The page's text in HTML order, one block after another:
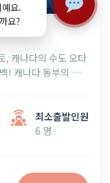
, 캐나다의 수도 오타
! 캐나다 동부의 핵
최소출발인원
6 명
요.
요?